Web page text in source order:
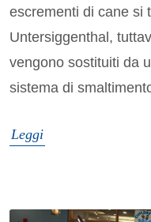
escrementi di cane si
Untersiggenthal,
vengono sostituiti da
sistema di
Leggi